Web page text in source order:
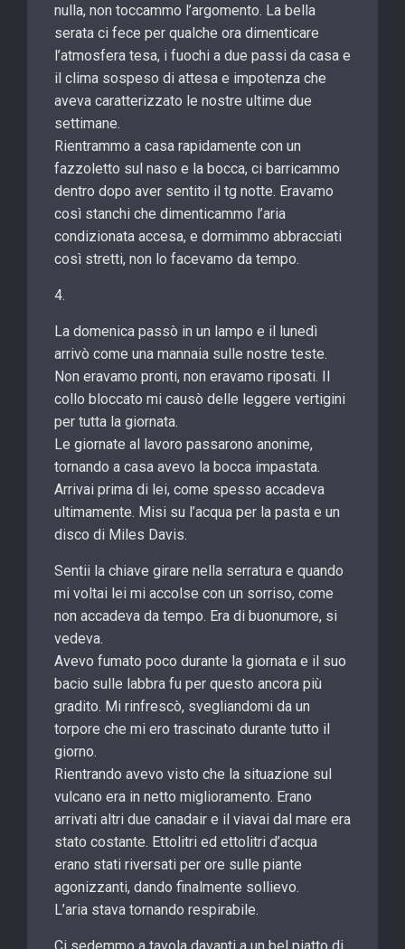
nulla, non toccammo l’argomento. La bella
serata ci fece per qualche ora dimenticare
l’atmosfera tesa, i fuochi a due passi da casa e
il clima sospeso di attesa e impotenza che
aveva caratterizzato le nostre ultime due
settimane.
Rientrammo a casa rapidamente con un
fazzoletto sul naso e la bocca, ci barricammo
dentro dopo aver sentito il tg notte. Eravamo
così stanchi che dimenticammo l’aria
condizionata accesa, e dormimmo abbracciati
così stretti, non lo facevamo da tempo.
4.
La domenica passò in un lampo e il lunedì
arrivò come una mannaia sulle nostre teste.
Non eravamo pronti, non eravamo riposati. Il
collo bloccato mi causò delle leggere vertigini
per tutta la giornata.
Le giornate al lavoro passarono anonime,
tornando a casa avevo la bocca impastata.
Arrivai prima di lei, come spesso accadeva
ultimamente. Misi su l’acqua per la pasta e un
disco di Miles Davis.
Sentii la chiave girare nella serratura e quando
mi voltai lei mi accolse con un sorriso, come
non accadeva da tempo. Era di buonumore, si
vedeva.
Avevo fumato poco durante la giornata e il suo
bacio sulle labbra fu per questo ancora più
gradito. Mi rinfrescò, svegliandomi da un
torpore che mi ero trascinato durante tutto il
giorno.
Rientrando avevo visto che la situazione sul
vulcano era in netto miglioramento. Erano
arrivati altri due canadair e il viavai dal mare era
stato costante. Ettolitri ed ettolitri d’acqua
erano stati riversati per ore sulle piante
agonizzanti, dando finalmente sollievo.
L’aria stava tornando respirabile.